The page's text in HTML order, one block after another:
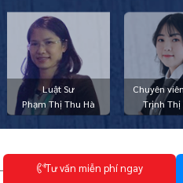
Luật Sư
Phạm Thị Thu Hà
Chuyên
Trịnh Thị
DỊCH VỤ
Tưvấn miễn phíngay